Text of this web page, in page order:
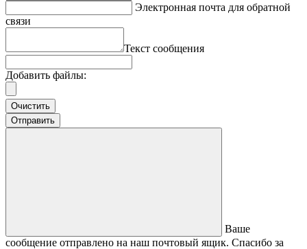
Электронная почта для обратной
связи
Текст сообщения
Добавить файлы:
Очистить
Отправить
Ваше
сообщение отправлено на наш почтовый ящик. Спасибо за